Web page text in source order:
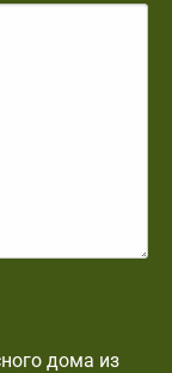
дома из